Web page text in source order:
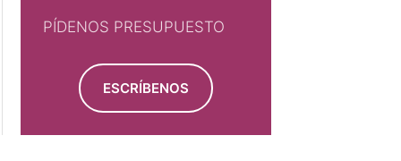
PÍDENOS PRESUPUESTO
ESCRÍBENOS